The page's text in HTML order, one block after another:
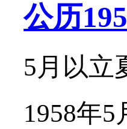
公历
5月以立
1958年